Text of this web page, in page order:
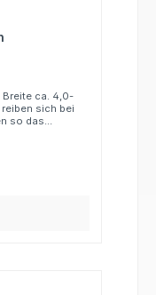
Breite ca. 4,0-
sich bei
so das